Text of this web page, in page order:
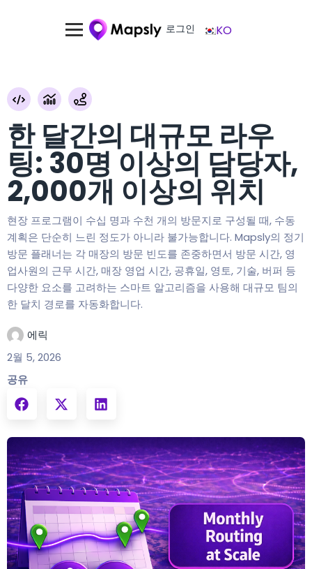
로그인 KO
한 달간의 대규모 라우
팅: 30명 이상의 담당자,
2,000개 이상의 위치
현장 프로그램이 수십 명과 수천 개의 방문지로 구성될 때, 수동
계획은 단순히 느린 정도가 아니라 불가능합니다. Mapsly의 정기
방문 플래너는 각 매장의 방문 빈도를 존중하면서 방문 시간, 영
업사원의 근무 시간, 매장 영업 시간, 공휴일, 영토, 기술, 버퍼 등
다양한 요소를 고려하는 스마트 알고리즘을 사용해 대규모 팀의
한 달치 경로를 자동화합니다.
에릭
2월 5, 2026
공유